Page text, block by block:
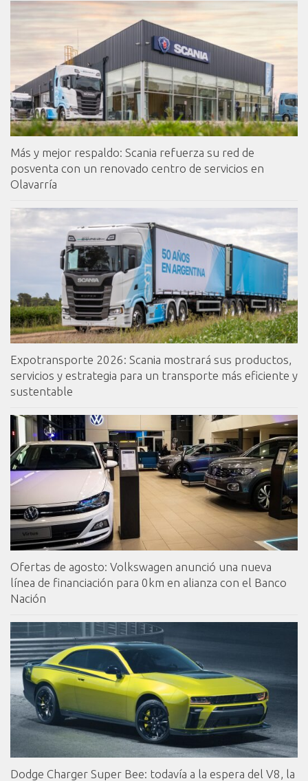
Más y mejor respaldo: Scania refuerza su red de
posventa con un renovado centro de servicios en
Olavarría
Expotransporte 2026: Scania mostrará sus productos,
servicios y estrategia para un transporte más eficiente y
sustentable
Ofertas de agosto: Volkswagen anunció una nueva
línea de financiación para 0km en alianza con el Banco
Nación
Dodge Charger Super Bee: todavía a la espera del V8, la